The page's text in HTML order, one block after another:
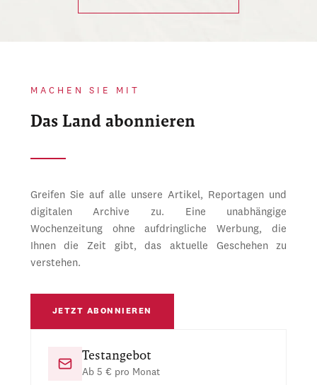
MACHEN SIE MIT
Das Land abonnieren
Greifen Sie auf alle unsere Artikel, Reportagen und
digitalen Archive zu. Eine unabhängige
Wochenzeitung ohne aufdringliche Werbung, die
Ihnen die Zeit gibt, das aktuelle Geschehen zu
verstehen.
JETZT ABONNIEREN
Testangebot
Ab 5 € pro Monat